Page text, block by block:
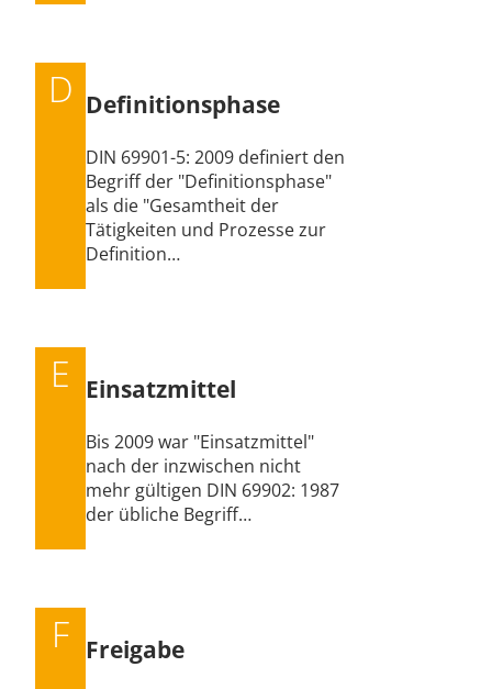
D Definitionsphase
DIN 69901-5: 2009 definiert den
Begriff der "Definitionsphase"
als die "Gesamtheit der
Tätigkeiten und Prozesse zur
Definition…
E Einsatzmittel
Bis 2009 war "Einsatzmittel"
nach der inzwischen nicht
mehr gültigen DIN 69902: 1987
der übliche Begriff…
F Freigabe